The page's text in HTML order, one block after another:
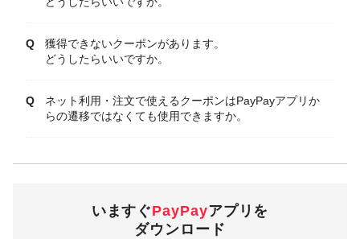
獲得できないクーポンがあります。
どうしたらいいですか。
ネット利用・注文で使えるクーポンはPayPayアプリか
らの遷移ではなくても使用できますか。
いますぐPayPayアプリを
ダウンロード